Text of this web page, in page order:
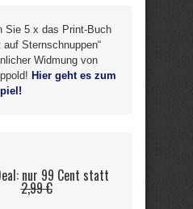
Sie 5 x das Print-Buch
auf Sternschnuppen“
Widmung von
Hier geht es zum
nur 99 Cent statt
2,99 €